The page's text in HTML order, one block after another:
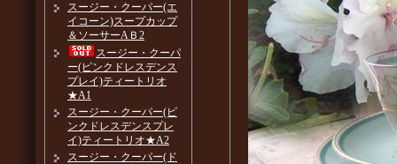
スージー・クーパー(エ
イコーン)スープカップ
＆ソーサーAＢ2
スージー・クーパ
ー(ピンクドレスデンス
プレイ)ティートリオ
★A1
スージー・クーパー(ピ
ンクドレスデンスプレ
イ)ティートリオ★A2
スージー・クーパー(ド